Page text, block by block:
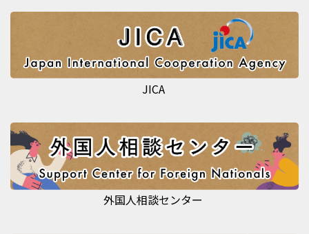
JICA
外国人相談センター